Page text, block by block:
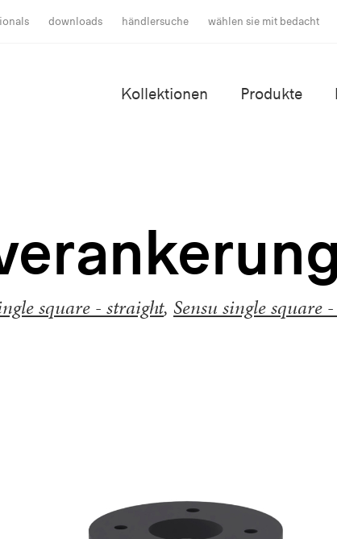
downloads händlersuche wählen sie mit bedacht
Kollektionen Produkte
square - straight, Sensu single square